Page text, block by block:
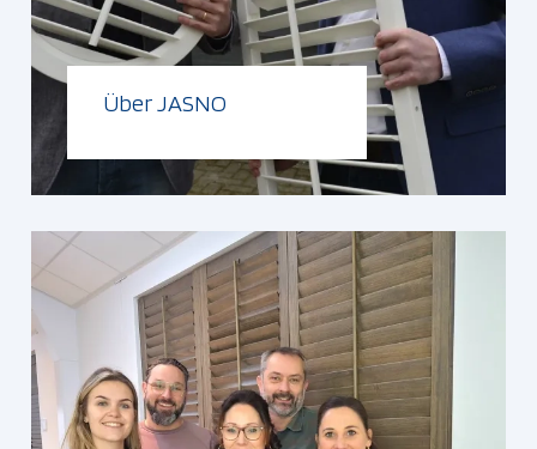
Über JASNO
Weiterlesen